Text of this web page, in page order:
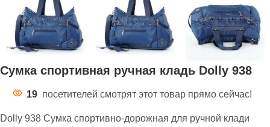
Сумка спортивная ручная кладь Dolly 938
19 посетителей смотрят этот товар прямо сейчас!
Dolly 938 Сумка спортивно-дорожная для ручной клади